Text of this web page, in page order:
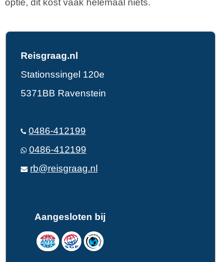
optie, dit kost vaak helemaal niets.
Reisgraag.nl
Stationssingel 120e
5371BB Ravenstein
0486-412199
0486-412199
rb@reisgraag.nl
Aangesloten bij